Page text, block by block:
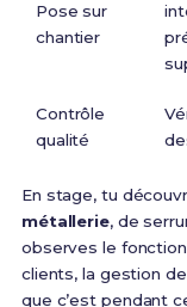
Pose sur
chantier
Contrôle
qualité
En stage, tu
métallerie, de
observes le
clients, la gestion
que c’est pendant